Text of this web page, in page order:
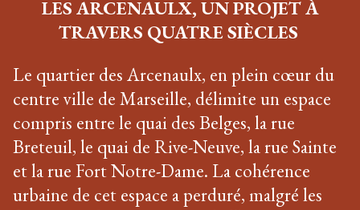
LES ARCENAULX, UN PROJET À
TRAVERS QUATRE SIÈCLES
Le quartier des Arcenaulx, en plein cœur du
centre ville de Marseille, délimite un espace
compris entre le quai des Belges, la rue
Breteuil, le quai de Rive-Neuve, la rue Sainte
et la rue Fort Notre-Dame. La cohérence
urbaine de cet espace a perduré, malgré les